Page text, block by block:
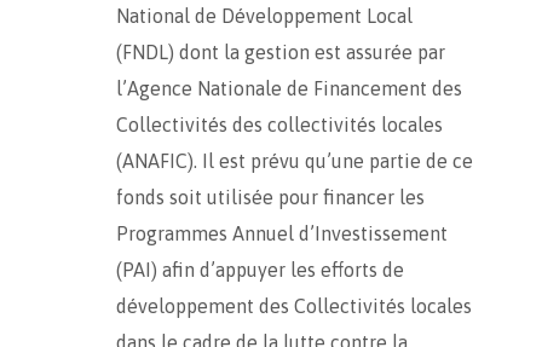
National de Développement Local
(FNDL) dont la gestion est assurée par
l’Agence Nationale de Financement des
Collectivités des collectivités locales
(ANAFIC). Il est prévu qu’une partie de ce
fonds soit utilisée pour financer les
Programmes Annuel d’Investissement
(PAI) afin d’appuyer les efforts de
développement des Collectivités locales
dans le cadre de la lutte contre la